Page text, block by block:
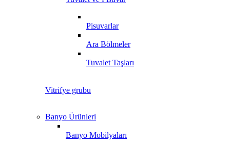
Pisuvarlar
Ara Bölmeler
Tuvalet Taşları
Vitrifye grubu
Banyo Ürünleri
Banyo Mobilyaları